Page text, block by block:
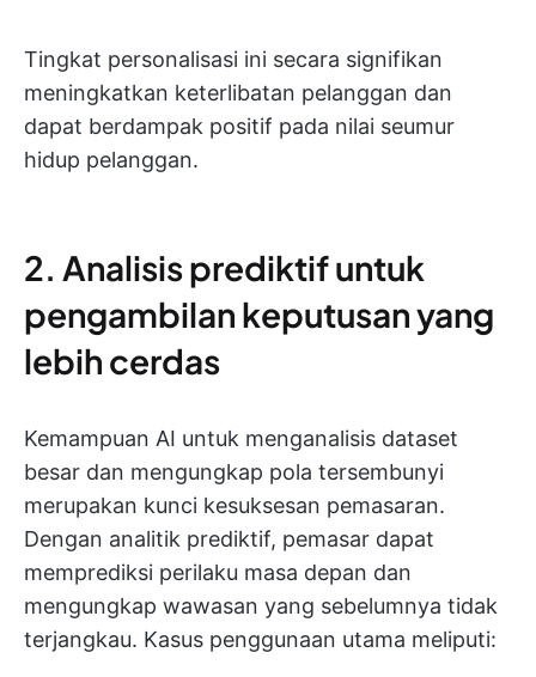
Tingkat personalisasi ini secara signifikan
meningkatkan keterlibatan pelanggan dan
dapat berdampak positif pada nilai seumur
hidup pelanggan.
2. Analisis prediktif untuk
pengambilan keputusan yang
lebih cerdas
Kemampuan AI untuk menganalisis dataset
besar dan mengungkap pola tersembunyi
merupakan kunci kesuksesan pemasaran.
Dengan analitik prediktif, pemasar dapat
memprediksi perilaku masa depan dan
mengungkap wawasan yang sebelumnya tidak
terjangkau. Kasus penggunaan utama meliputi: